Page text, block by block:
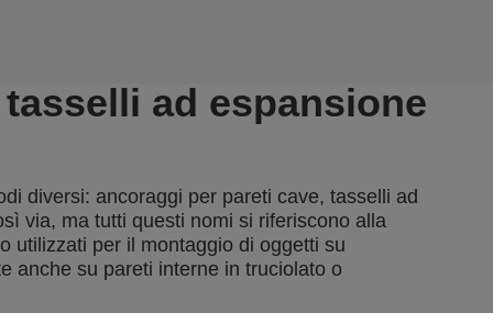
ad espansione
diversi: ancoraggi per pareti cave, tasselli ad
via, ma tutti questi nomi si riferiscono alla
utilizzati per il montaggio di oggetti su
anche su pareti interne in truciolato o